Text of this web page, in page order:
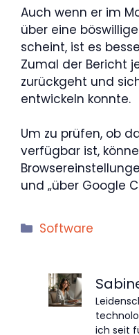
Auch wenn er im
über eine
scheint, ist es
Zumal der Bericht
zurückgeht und
entwickeln konnte.
Um zu prüfen, ob
verfügbar ist,
und „über Google
Kategorien
Software
ich seit